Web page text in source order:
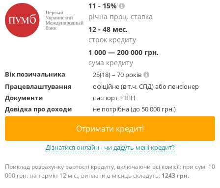
11 - 15%
річна проц. ставка
12 - 48 мес.
строк кредиту
1 000 — 200 000 грн.
сума кредиту
Вік позичальника
25(18) – 70 років
Працевлаштування
офіційне (в т.ч. СПД) або пенсіонер
Документи
паспорт + ІПН
Довідка про доходи
не потрібна (до 50 000 грн.)
Отримати кредит!
Дізнатися онлайн - чи дадуть мені кредит?
Приклад розрахунку вартості кредиту, включаючи всі комісії: при сумі 10
000 грн. на термін 12 міс., виплати в місяць складуть: 1243 грн.